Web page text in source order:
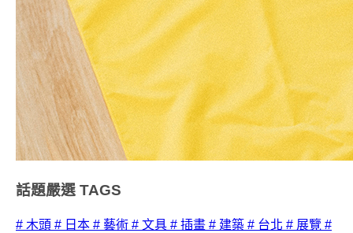
話題嚴選 TAGS
# 木頭 # 日本 # 藝術 # 文具 # 插畫 # 建築 # 台北 # 展覽 #